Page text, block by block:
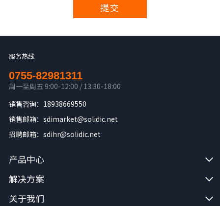
提交
服务热线
0755-82981311
周一至周五 9:00-12:00 / 13:30-18:00
销售咨询：18938669550
销售邮箱：sdimarket@solidic.net
招聘邮箱：sdihr@solidic.net
产品中心
解决方案
关于我们